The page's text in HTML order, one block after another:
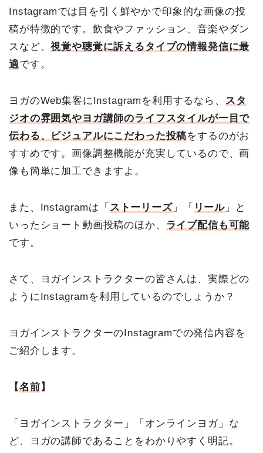
Instagramでは目を引く鮮やかで印象的な画像の投
稿が特徴的です。飲食やファッション、音楽やダン
スなど、視覚や聴覚に訴えるタイプの情報発信に最
適です。
ヨガのWeb集客にInstagramを利用するなら、
スタ
ジオの雰囲気やヨガ講師のライフスタイルが一目で
伝わる、ビジュアルにこだわった投稿をするのがお
すすめです。画像調整機能が充実しているので、画
像も簡単に加工できますよ。
また、Instagramは「 ストーリーズ」「 リール 」と
いったショート動画投稿のほか、 ライブ配信も可能
です。
さて、ヨガインストラクターの皆さんは、実際どの
ようにInstagramを利用しているのでしょうか？
ヨガインストラクターのInstagramでの発信内容を
ご紹介します。
【名前 】
「ヨガインストラクター」「オンラインヨガ」な
ど、ヨガの講師であることをわかりやすく明記。